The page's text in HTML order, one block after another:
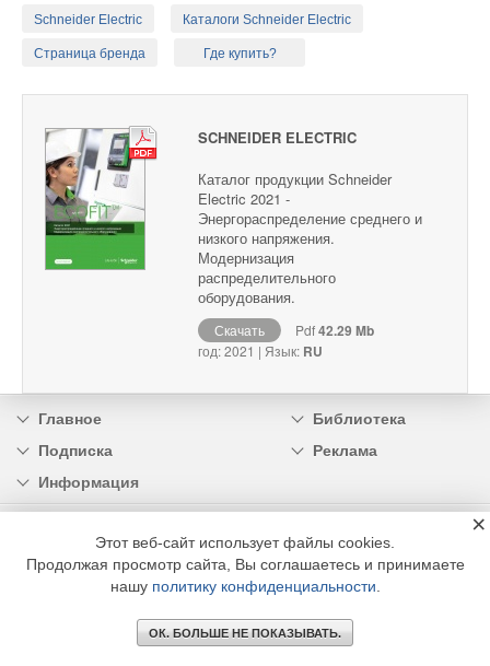
Schneider Electric Каталоги Schneider Electric
Страница бренда Где купить?
SCHNEIDER ELECTRIC
Каталог продукции Schneider
Electric 2021 -
Энергораспределение среднего и
низкого напряжения.
Модернизация
распределительного
оборудования.
Скачать Pdf42.29 Mb
год: 2021 | Язык: RU
Главное
Библиотека
Подписка
Реклама
Информация
Этот веб-сайт использует файлы cookies.
Продолжая просмотр сайта, Вы соглашаетесь и принимаете
нашу политику конфиденциальности
ОК. БОЛЬШЕ НЕ ПОКАЗЫВАТЬ.
×